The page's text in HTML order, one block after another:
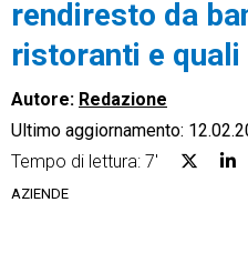
Ecommerce
Email Marketing
rendiresto da
ristoranti e
Autore: Redazione
Ultimo aggiornamento:
Tempo di lettura: 7'
AZIENDE